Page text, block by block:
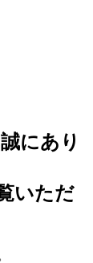
にあり
いただ